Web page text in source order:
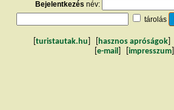
Bejelentkezés név:
tárolás
turistautak.hu hasznos apróságok
e-mail impresszum]